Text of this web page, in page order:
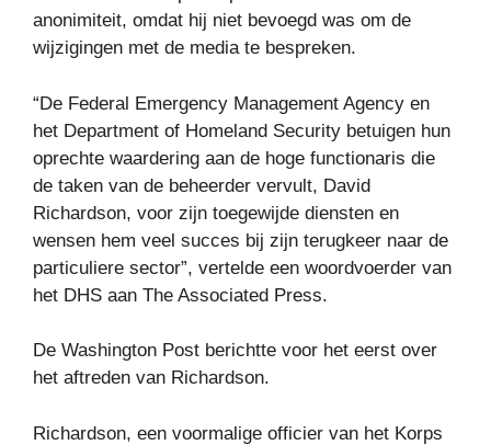
anonimiteit, omdat hij niet bevoegd was om de
wijzigingen met de media te bespreken.
“De Federal Emergency Management Agency en
het Department of Homeland Security betuigen hun
oprechte waardering aan de hoge functionaris die
de taken van de beheerder vervult, David
Richardson, voor zijn toegewijde diensten en
wensen hem veel succes bij zijn terugkeer naar de
particuliere sector”, vertelde een woordvoerder van
het DHS aan The Associated Press.
De Washington Post berichtte voor het eerst over
het aftreden van Richardson.
Richardson, een voormalige officier van het Korps